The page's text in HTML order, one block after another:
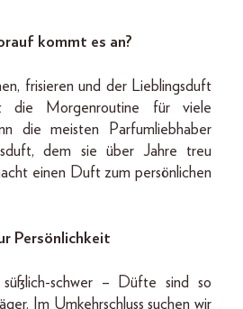
kommt es an?
frisieren und der Lieblingsduft
die Morgenroutine für viele
die meisten Parfumliebhaber
dem sie über Jahre treu
einen Duft zum persönlichen
Persönlichkeit
schwer – Düfte sind so
Im Umkehrschluss suchen wir